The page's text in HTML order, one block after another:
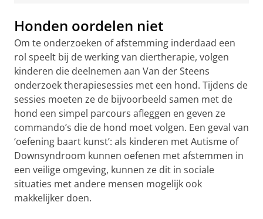
Honden oordelen niet
Om te onderzoeken of afstemming inderdaad een
rol speelt bij de werking van diertherapie, volgen
kinderen die deelnemen aan Van der Steens
onderzoek therapiesessies met een hond. Tijdens de
sessies moeten ze de bijvoorbeeld samen met de
hond een simpel parcours afleggen en geven ze
commando’s die de hond moet volgen. Een geval van
‘oefening baart kunst’: als kinderen met Autisme of
Downsyndroom kunnen oefenen met afstemmen in
een veilige omgeving, kunnen ze dit in sociale
situaties met andere mensen mogelijk ook
makkelijker doen.